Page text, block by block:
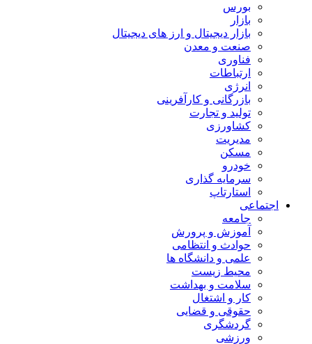
بورس
بازار
بازار دیجیتال و ارز های دیجیتال
صنعت و معدن
فناوری
ارتباطات
انرژی
بازرگانی و کارآفرینی
تولید و تجارت
کشاورزی
مدیریت
مسکن
خودرو
سرمایه گذاری
استارتاپ
اجتماعی
جامعه
آموزش و پرورش
حوادث و انتظامی
علمی و دانشگاه ها
محیط زیست
سلامت و بهداشت
کار و اشتغال
حقوقی و قضایی
گردشگری
ورزشی